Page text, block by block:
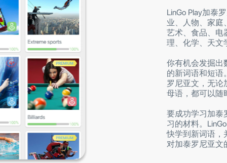
LinGo Play加泰
业、人物、家庭
艺术、食品、电
理、化学、天文
你有机会发掘出
的新词语和短语
罗尼亚文，无论
母语，都可以随
要成功学习加泰
习的材料。
快学到新词语，
对加泰罗尼亚文